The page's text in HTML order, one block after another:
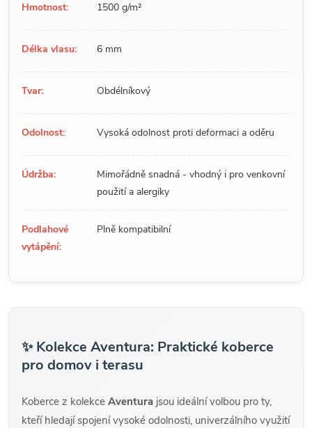
Hmotnost: 1500 g/m²
Délka vlasu: 6 mm
Tvar: Obdélníkový
Odolnost: Vysoká odolnost proti deformaci a oděru
Údržba:
Mimořádně snadná - vhodný i pro venkovní
použití a alergiky
Podlahové
vytápění:
Plně kompatibilní
✨ Kolekce Aventura: Praktické koberce
pro domov i terasu
Koberce z kolekce Aventura jsou ideální volbou pro ty,
kteří hledají spojení vysoké odolnosti, univerzálního využití